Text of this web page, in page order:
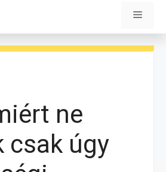
Menü
ne
csak úgy